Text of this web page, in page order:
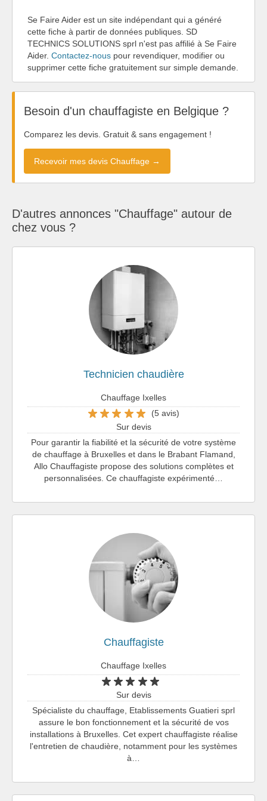
Se Faire Aider est un site indépendant qui a généré
cette fiche à partir de données publiques. SD
TECHNICS SOLUTIONS sprl n'est pas affilié à Se Faire
Aider. Contactez-nous pour revendiquer, modifier ou
supprimer cette fiche gratuitement sur simple demande.
Besoin d'un chauffagiste en Belgique ?
Comparez les devis. Gratuit & sans engagement !
Recevoir mes devis Chauffage →
D'autres annonces "Chauffage" autour de
chez vous ?
Technicien chaudière
Chauffage Ixelles
(5 avis)
Sur devis
Pour garantir la fiabilité et la sécurité de votre système
de chauffage à Bruxelles et dans le Brabant Flamand,
Allo Chauffagiste propose des solutions complètes et
personnalisées. Ce chauffagiste expérimenté…
Chauffagiste
Chauffage Ixelles
Sur devis
Spécialiste du chauffage, Etablissements Guatieri sprl
assure le bon fonctionnement et la sécurité de vos
installations à Bruxelles. Cet expert chauffagiste réalise
l'entretien de chaudière, notamment pour les systèmes
à…